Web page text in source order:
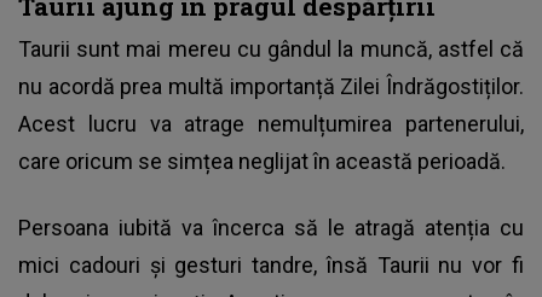
Taurii sunt mai mereu cu gândul la muncă, astfel că
nu acordă prea multă importanță Zilei Îndrăgostiților.
Acest lucru va atrage nemulțumirea partenerului,
care oricum se simțea neglijat în această perioadă.
Persoana iubită va încerca să le atragă atenția cu
mici cadouri și gesturi tandre, însă Taurii nu vor fi